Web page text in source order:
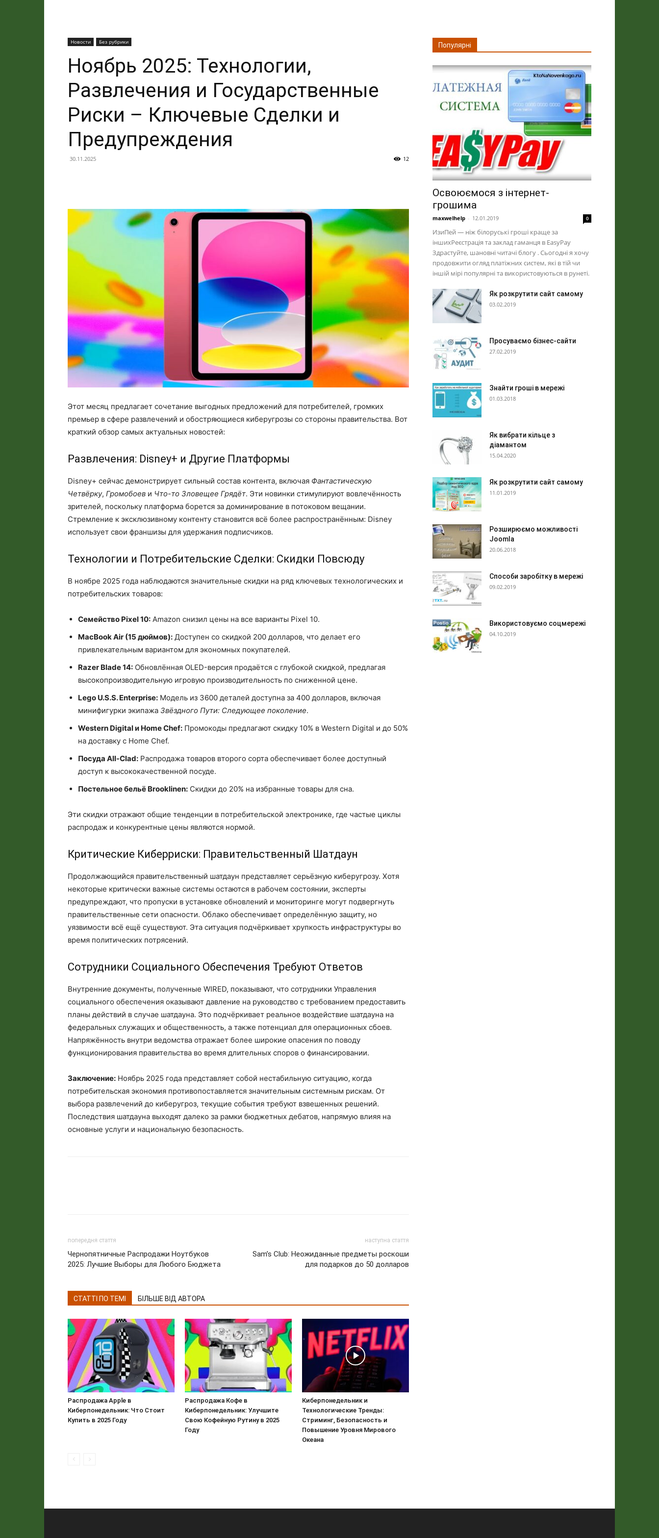
Новости Без рубрики
Ноябрь 2025: Технологии,
Развлечения и Государственные
Риски – Ключевые Сделки и
Предупреждения
30.11.2025 12
Этот месяц предлагает сочетание выгодных предложений для потребителей, громких
премьер в сфере развлечений и обостряющиеся киберугрозы со стороны правительства. Вот
краткий обзор самых актуальных новостей:
Развлечения: Disney+ и Другие Платформы
Disney+ сейчас демонстрирует сильный состав контента, включая Фантастическую
Четвёрку, Громобоев и Что-то Зловещее Грядёт. Эти новинки стимулируют вовлечённость
зрителей, поскольку платформа борется за доминирование в потоковом вещании.
Стремление к эксклюзивному контенту становится всё более распространённым: Disney
использует свои франшизы для удержания подписчиков.
Технологии и Потребительские Сделки: Скидки Повсюду
В ноябре 2025 года наблюдаются значительные скидки на ряд ключевых технологических и
потребительских товаров:
Семейство Pixel 10: Amazon снизил цены на все варианты Pixel 10.
MacBook Air (15 дюймов): Доступен со скидкой 200 долларов, что делает его
привлекательным вариантом для экономных покупателей.
Razer Blade 14: Обновлённая OLED-версия продаётся с глубокой скидкой, предлагая
высокопроизводительную игровую производительность по сниженной цене.
Lego U.S.S. Enterprise: Модель из 3600 деталей доступна за 400 долларов, включая
минифигурки экипажа Звёздного Пути: Следующее поколение.
Western Digital и Home Chef: Промокоды предлагают скидку 10% в Western Digital и до 50%
на доставку с Home Chef.
Посуда All-Clad: Распродажа товаров второго сорта обеспечивает более доступный
доступ к высококачественной посуде.
Постельное бельё Brooklinen: Скидки до 20% на избранные товары для сна.
Эти скидки отражают общие тенденции в потребительской электронике, где частые циклы
распродаж и конкурентные цены являются нормой.
Критические Киберриски: Правительственный Шатдаун
Продолжающийся правительственный шатдаун представляет серьёзную киберугрозу. Хотя
некоторые критически важные системы остаются в рабочем состоянии, эксперты
предупреждают, что пропуски в установке обновлений и мониторинге могут подвергнуть
правительственные сети опасности. Облако обеспечивает определённую защиту, но
уязвимости всё ещё существуют. Эта ситуация подчёркивает хрупкость инфраструктуры во
время политических потрясений.
Сотрудники Социального Обеспечения Требуют Ответов
Внутренние документы, полученные WIRED, показывают, что сотрудники Управления
социального обеспечения оказывают давление на руководство с требованием предоставить
планы действий в случае шатдауна. Это подчёркивает реальное воздействие шатдауна на
федеральных служащих и общественность, а также потенциал для операционных сбоев.
Напряжённость внутри ведомства отражает более широкие опасения по поводу
функционирования правительства во время длительных споров о финансировании.
Заключение: Ноябрь 2025 года представляет собой нестабильную ситуацию, когда
потребительская экономия противопоставляется значительным системным рискам. От
выбора развлечений до киберугроз, текущие события требуют взвешенных решений.
Последствия шатдауна выходят далеко за рамки бюджетных дебатов, напрямую влияя на
основные услуги и национальную безопасность.
попередня стаття
Чернопятничные Распродажи Ноутбуков
2025: Лучшие Выборы для Любого Бюджета
наступна стаття
Sam’s Club: Неожиданные предметы роскоши
для подарков до 50 долларов
СТАТТІ ПО ТЕМІ БІЛЬШЕ ВІД АВТОРА
Распродажа Apple в
Киберпонедельник: Что Стоит
Купить в 2025 Году
Распродажа Кофе в
Киберпонедельник: Улучшите
Свою Кофейную Рутину в 2025
Году
Киберпонедельник и
Технологические Тренды:
Стриминг, Безопасность и
Повышение Уровня Мирового
Океана
Популярні
Освоюємося з інтернет-
грошима
maxwelhelp - 12.01.2019 0
ИзиПей — ніж білоруські гроші краще за
іншихРеєстрація та заклад гаманця в EasyPay
Здрастуйте, шановні читачі блогу . Сьогодні я хочу
продовжити огляд платіжних систем, які в тій чи
іншій мірі популярні та використовуються в рунеті.
Як розкрутити сайт самому
03.02.2019
Просуваємо бізнес-сайти
27.02.2019
Знайти гроші в мережі
01.03.2018
Як вибрати кільце з
діамантом
15.04.2020
Як розкрутити сайт самому
11.01.2019
Розширюємо можливості
Joomla
20.06.2018
Способи заробітку в мережі
09.02.2019
Використовуємо соцмережі
04.10.2019